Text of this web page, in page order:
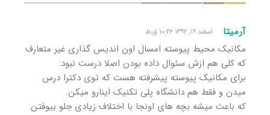
آرمیتا اسفند ۱۹, ۱۳۹۲ ۱۰:۲۶ ق٫ظ
مکانیک محیط پیوسته امسال اون اندیس گذاری غیر متعارف
که کلی هم ازش سئوال داده بودن اصلا درست نبود.
برای مکانیک پیوسته پیشرفته هست که توی دکترا درس
میدن و فقط هم دانشگاه پلی تکنیک اینارو میکن.
که باعث میشه بچه های اونجا با اختلاف زیادی جلو بیوفتن.